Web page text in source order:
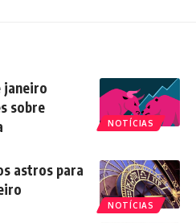
NOTÍCIAS
janeiro
sobre
NOTÍCIAS
astros para